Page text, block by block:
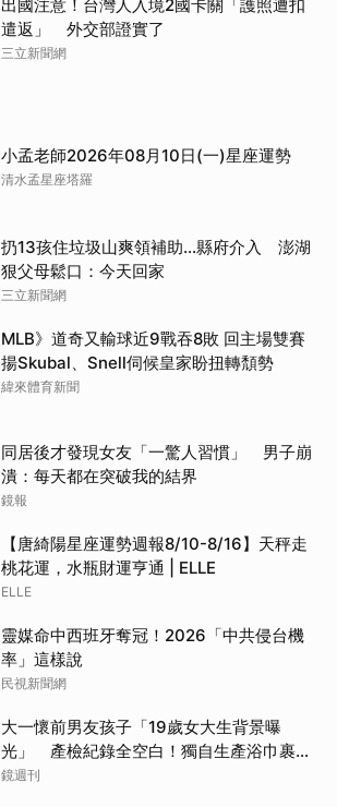
出國注意！台灣人入境2國卡關「護照遭扣
遣返」 外交部證實了
三立新聞網
小孟老師2026年08月10日(一)星座運勢
清水孟星座塔羅
扔13孩住垃圾山爽領補助…縣府介入 澎湖
狠父母鬆口：今天回家
三立新聞網
MLB》道奇又輸球近9戰吞8敗 回主場雙賽
揚Skubal、Snell伺候皇家盼扭轉頹勢
緯來體育新聞
同居後才發現女友「一驚人習慣」 男子崩
潰：每天都在突破我的結界
鏡報
【唐綺陽星座運勢週報8/10-8/16】天秤走
桃花運，水瓶財運亨通 | ELLE
ELLE
靈媒命中西班牙奪冠！2026「中共侵台機
率」這樣說
民視新聞網
大一懷前男友孩子「19歲女大生背景曝
光」 產檢紀錄全空白！獨自生產浴巾裹嬰
屍藏家5天
鏡週刊